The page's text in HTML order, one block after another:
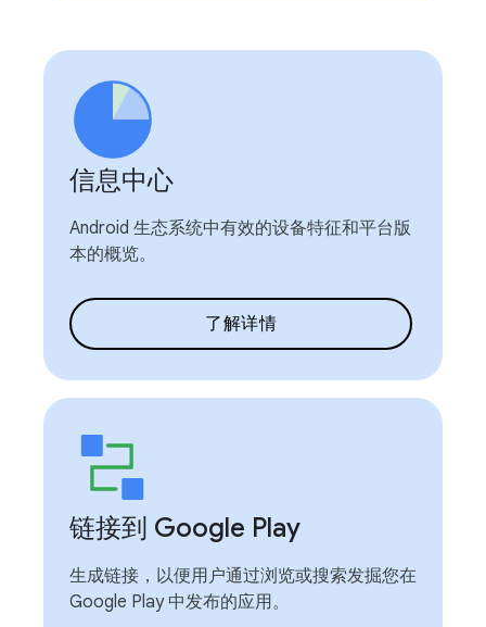
信息中心
Android 生态系统中有效的设备特征和平台版
本的概览。
了解详情
链接到 Google Play
生成链接，以便用户通过浏览或搜索发掘您在
Google Play 中发布的应用。